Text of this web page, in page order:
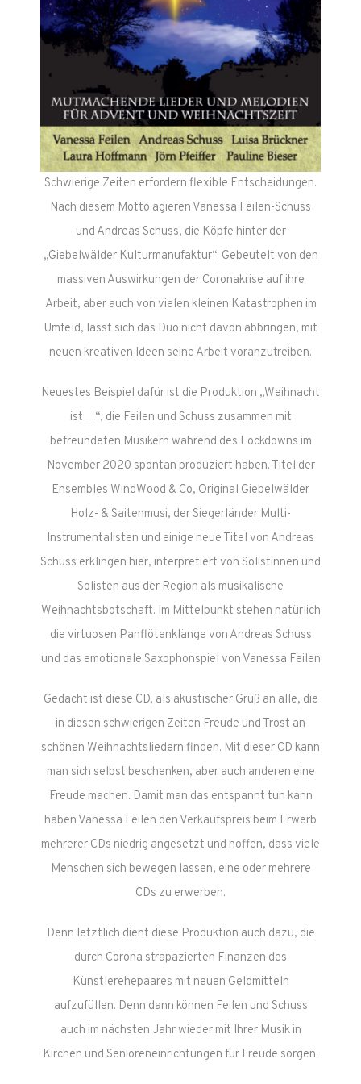
Schwierige Zeiten erfordern flexible Entscheidungen.
Nach diesem Motto agieren Vanessa Feilen-Schuss
und Andreas Schuss, die Köpfe hinter der
„Giebelwälder Kulturmanufaktur“. Gebeutelt von den
massiven Auswirkungen der Coronakrise auf ihre
Arbeit, aber auch von vielen kleinen Katastrophen im
Umfeld, lässt sich das Duo nicht davon abbringen, mit
neuen kreativen Ideen seine Arbeit voranzutreiben.
Neuestes Beispiel dafür ist die Produktion „Weihnacht
ist…“, die Feilen und Schuss zusammen mit
befreundeten Musikern während des Lockdowns im
November 2020 spontan produziert haben. Titel der
Ensembles WindWood & Co, Original Giebelwälder
Holz- & Saitenmusi, der Siegerländer Multi-
Instrumentalisten und einige neue Titel von Andreas
Schuss erklingen hier, interpretiert von Solistinnen und
Solisten aus der Region als musikalische
Weihnachtsbotschaft. Im Mittelpunkt stehen natürlich
die virtuosen Panflötenklänge von Andreas Schuss
und das emotionale Saxophonspiel von Vanessa Feilen
Gedacht ist diese CD, als akustischer Gruß an alle, die
in diesen schwierigen Zeiten Freude und Trost an
schönen Weihnachtsliedern finden. Mit dieser CD kann
man sich selbst beschenken, aber auch anderen eine
Freude machen. Damit man das entspannt tun kann
haben Vanessa Feilen den Verkaufspreis beim Erwerb
mehrerer CDs niedrig angesetzt und hoffen, dass viele
Menschen sich bewegen lassen, eine oder mehrere
CDs zu erwerben.
Denn letztlich dient diese Produktion auch dazu, die
durch Corona strapazierten Finanzen des
Künstlerehepaares mit neuen Geldmitteln
aufzufüllen. Denn dann können Feilen und Schuss
auch im nächsten Jahr wieder mit Ihrer Musik in
Kirchen und Senioreneinrichtungen für Freude sorgen.